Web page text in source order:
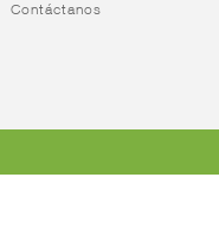
Contáctanos